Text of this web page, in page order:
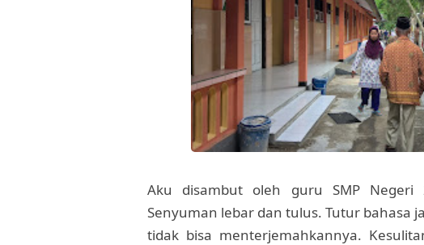
Aku disambut oleh guru SMP
Senyuman lebar dan tulus. Tutur bahasa
tidak bisa menterjemahkannya.